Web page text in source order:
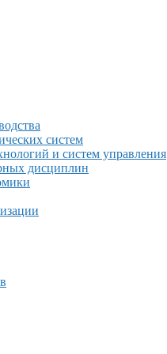
систем
и систем управления
дисциплин